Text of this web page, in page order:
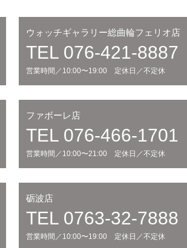
ウォッチギャラリー総曲輪フェリオ店
TEL 076-421-8887
営業時間／10:00〜19:00 定休日／不定休
ファボーレ店
TEL 076-466-1701
営業時間／10:00〜21:00 定休日／不定休
砺波店
TEL 0763-32-7888
営業時間／10:00〜19:00 定休日／不定休